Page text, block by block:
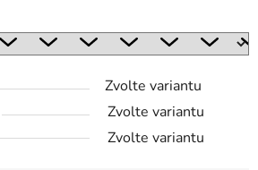
Zvolte variantu
Zvolte variantu
Zvolte variantu